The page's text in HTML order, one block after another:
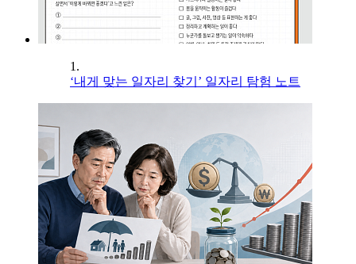
1.
‘내게 맞는 일자리 찾기’ 일자리 탐험 노트